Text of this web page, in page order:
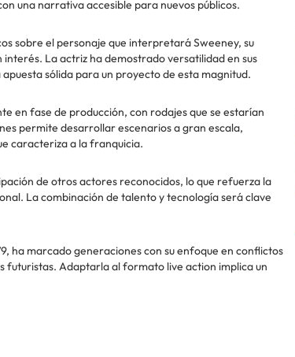
una narrativa accesible para nuevos públicos.
sobre el personaje que interpretará Sweeney, su
La actriz ha demostrado versatilidad en sus
sólida para un proyecto de esta magnitud.
en fase de producción, con rodajes que se estarían
permite desarrollar escenarios a gran escala,
caracteriza a la franquicia.
de otros actores reconocidos, lo que refuerza la
La combinación de talento y tecnología será clave
ha marcado generaciones con su enfoque en conflictos
futuristas. Adaptarla al formato live action implica un